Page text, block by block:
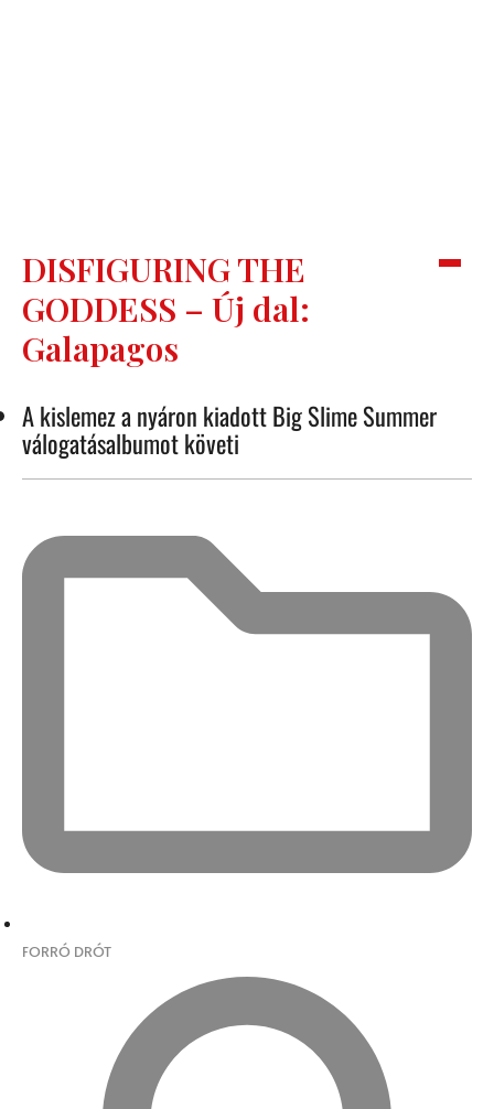
DISFIGURING THE
GODDESS – Új dal:
Galapagos
A kislemez a nyáron kiadott Big Slime Summer
válogatásalbumot követi
FORRÓ DRÓT